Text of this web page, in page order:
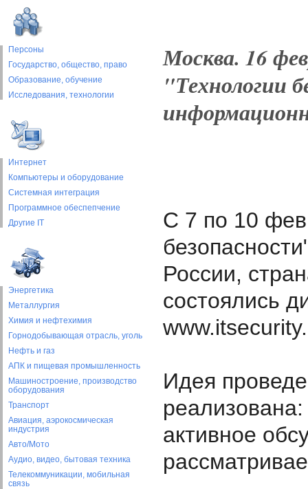
Персоны
Государство, общество, право
Образование, обучение
Исследования, технологии
Интернет
Компьютеры и оборудование
Системная интеграция
Программное обеспепчение
Другие IT
Энергетика
Металлургия
Химия и нефтехимия
Горнодобывающая отрасль, уголь
Нефть и газ
АПК и пищевая промышленность
Машиностроение, производство
оборудования
Транспорт
Авиация, аэрокосмическая
индустрия
Авто/Мото
Аудио, видео, бытовая техника
Телекоммуникации, мобильная
связь
Москва. 16
"Технологии
С 7 по 10
России,
состоялись
Идея
активное